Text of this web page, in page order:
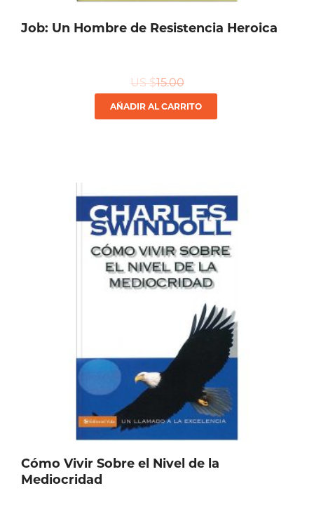
Job: Un Hombre de Resistencia Heroica
US $15.00
AÑADIR AL CARRITO
Cómo Vivir Sobre el Nivel de la
Mediocridad